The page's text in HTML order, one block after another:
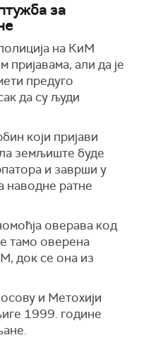
за
на КиМ
пријавама, али да је
предуго
да су људи
који пријави
земљиште буде
и заврши у
наводне ратне
оверава код
тамо оверена
док се она из
и Метохији
1999. године